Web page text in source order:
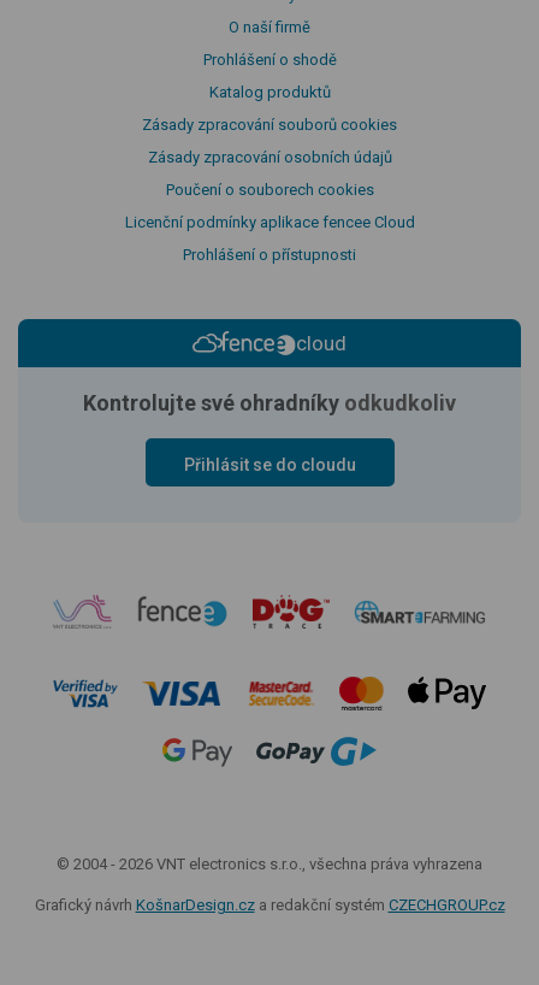
O naší firmě
Prohlášení o shodě
Katalog produktů
Zásady zpracování souborů cookies
Zásady zpracování osobních údajů
Poučení o souborech cookies
Licenční podmínky aplikace fencee Cloud
Prohlášení o přístupnosti
cloud
Kontrolujte své ohradníky odkudkoliv
Přihlásit se do cloudu
© 2004 - 2026 VNT electronics s.r.o., všechna práva vyhrazena
Grafický návrh KošnarDesign.cza redakční systém CZECHGROUP.cz